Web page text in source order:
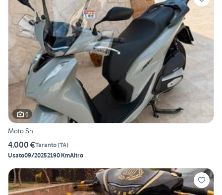
6
Moto Sh
4.000 €Taranto(TA)
Usato09/20252190 KmAltro